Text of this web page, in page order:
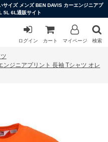
サイズ メンズ BEN DAVIS カーエンジニアプ
5L 6L通販サイト
ログイン カート マイページ 検索
ンジニアプリント 長袖 Tシャツ オレ